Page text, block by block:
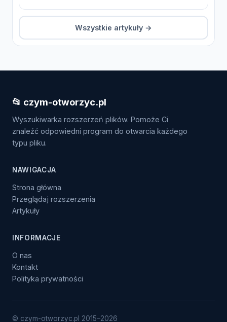
Wszystkie artykuły →
📂 czym-otworzyc.pl
Wyszukiwarka rozszerzeń plików. Pomoże Ci
znaleźć odpowiedni program do otwarcia każdego
typu pliku.
NAWIGACJA
Strona główna
Przeglądaj rozszerzenia
Artykuły
INFORMACJE
O nas
Kontakt
Polityka prywatności
© czym-otworzyc.pl 2015–2026